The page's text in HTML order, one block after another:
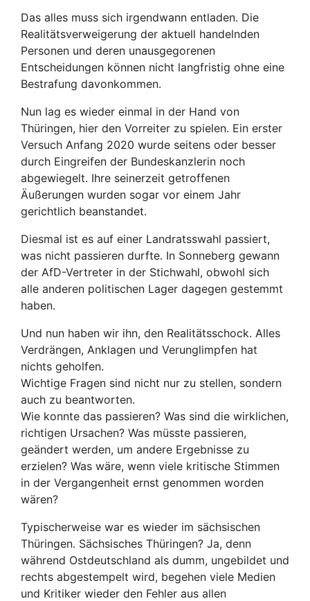
Das alles muss sich irgendwann entladen. Die
Realitätsverweigerung der aktuell handelnden
Personen und deren unausgegorenen
Entscheidungen können nicht langfristig ohne eine
Bestrafung davonkommen.
Nun lag es wieder einmal in der Hand von
Thüringen, hier den Vorreiter zu spielen. Ein erster
Versuch Anfang 2020 wurde seitens oder besser
durch Eingreifen der Bundeskanzlerin noch
abgewiegelt. Ihre seinerzeit getroffenen
Äußerungen wurden sogar vor einem Jahr
gerichtlich beanstandet.
Diesmal ist es auf einer Landratsswahl passiert,
was nicht passieren durfte. In Sonneberg gewann
der AfD-Vertreter in der Stichwahl, obwohl sich
alle anderen politischen Lager dagegen gestemmt
haben.
Und nun haben wir ihn, den Realitätsschock. Alles
Verdrängen, Anklagen und Verunglimpfen hat
nichts geholfen.
Wichtige Fragen sind nicht nur zu stellen, sondern
auch zu beantworten.
Wie konnte das passieren? Was sind die wirklichen,
richtigen Ursachen? Was müsste passieren,
geändert werden, um andere Ergebnisse zu
erzielen? Was wäre, wenn viele kritische Stimmen
in der Vergangenheit ernst genommen worden
wären?
Typischerweise war es wieder im sächsischen
Thüringen. Sächsisches Thüringen? Ja, denn
während Ostdeutschland als dumm, ungebildet und
rechts abgestempelt wird, begehen viele Medien
und Kritiker wieder den Fehler aus allen